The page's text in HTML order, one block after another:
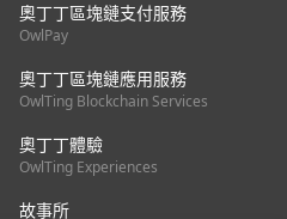
奧丁丁區塊鏈支付服務
OwlPay
奧丁丁區塊鏈應用服務
OwlTing Blockchain Services
奧丁丁體驗
OwlTing Experiences
故事所